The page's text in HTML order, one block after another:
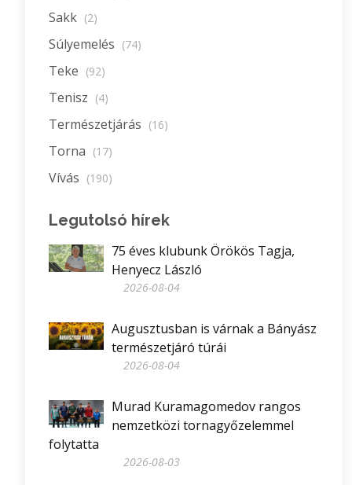
Sakk (2)
Súlyemelés (74)
Teke (92)
Tenisz (4)
Természetjárás (16)
Torna (17)
Vívás (190)
Legutolsó hírek
75 éves klubunk Örökös Tagja,
Henyecz László
2026-08-04
Augusztusban is várnak a Bányász
természetjáró túrái
2026-08-04
Murad Kuramagomedov rangos
nemzetközi tornagyőzelemmel
folytatta
2026-08-03